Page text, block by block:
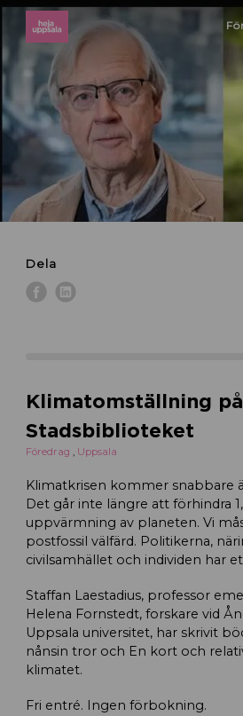
Dela
Klimatomställning på
Stadsbiblioteket
Föredrag , Uppsala
Klimatkrisen kommer snabbare
Det går inte längre att förhindra
uppvärmning av planeten. Vi
postfossil välfärd. Politikerna,
civilsamhället och individen har
Staffan Laestadius, professor
Helena Fornstedt, forskare vid
Uppsala universitet, har skrivit
nånsin tror och En kort och
klimatet.
Fri entré. Ingen förbokning.